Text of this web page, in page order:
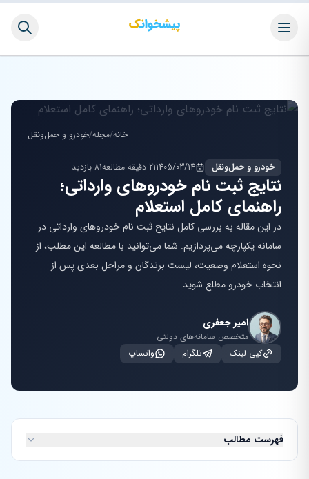
خانه/مجله/خودرو و حمل‌ونقل
خودرو و حمل‌ونقل 1405/03/1421 دقیقه مطالعه 81 بازدید
نتایج ثبت نام خودروهای وارداتی؛
راهنمای کامل استعلام
در این مقاله به بررسی کامل نتایج ثبت نام خودروهای وارداتی در
سامانه یکپارچه می‌پردازیم. شما می‌توانید با مطالعه این مطلب، از
نحوه استعلام وضعیت، لیست برندگان و مراحل بعدی پس از
انتخاب خودرو مطلع شوید.
امیر جعفری
متخصص سامانه‌های دولتی
کپی لینک
تلگرام واتساپ
فهرست مطالب